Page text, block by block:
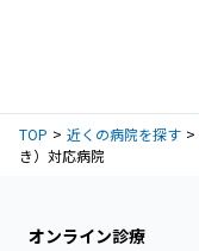
TOP 近くの病院を探す
き）対応病院
オンライン診療